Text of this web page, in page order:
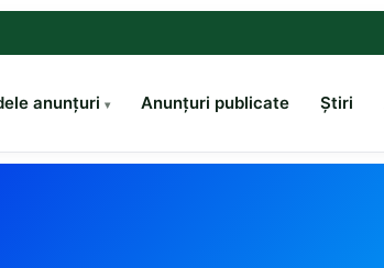
anunțuri Anunțuri publicate Știri